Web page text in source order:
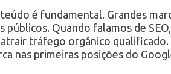
é fundamental. Grandes
Quando falamos de
tráfego orgânico qualificado.
nas primeiras posições do